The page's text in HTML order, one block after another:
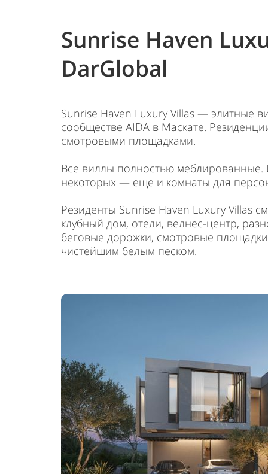
Sunrise Haven
DarGlobal
Sunrise Haven Luxury Villas — элитные
сообществе AIDA в Маскате.
смотровыми площадками.
Все виллы полностью меблированные.
некоторых — еще и комнаты для
Резиденты Sunrise Haven Luxury Villas
клубный дом, отели, велнес-центр,
беговые дорожки, смотровые
чистейшим белым песком.